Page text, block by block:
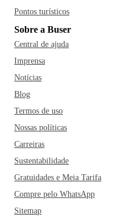
Pontos turísticos
Sobre a Buser
Central de ajuda
Imprensa
Notícias
Blog
Termos de uso
Nossas políticas
Carreiras
Sustentabilidade
Gratuidades e Meia Tarifa
Compre pelo WhatsApp
Sitemap